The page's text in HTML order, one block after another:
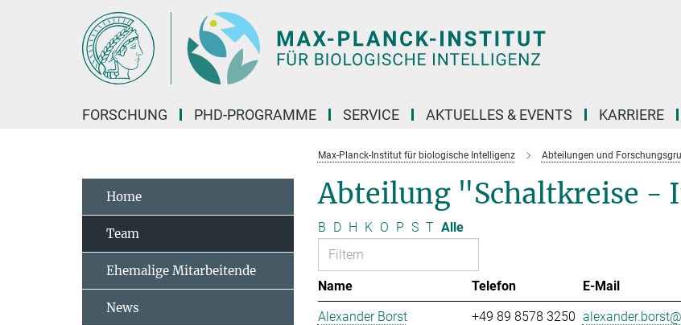
FORSCHUNG PHD-PROGRAMME SERVICE AKTUELLES & EVENTS KARRIERE
Max-Planck-Institut für biologische Intelligenz Abteilungen und
Abteilung "Schaltkreise
B D H K O P S T Alle
Name Telefon E-Mail
Alexander Borst
+49 89 8578 3250
Home
Team
Ehemalige Mitarbeitende
News